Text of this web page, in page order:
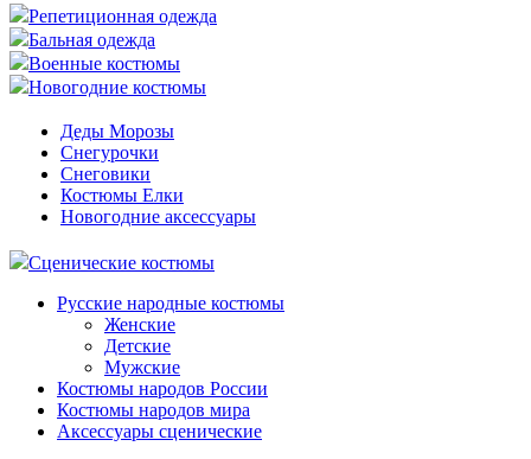
Репетиционная одежда
Бальная одежда
Военные костюмы
Новогодние костюмы
Деды Морозы
Снегурочки
Снеговики
Костюмы Елки
Новогодние аксессуары
Сценические костюмы
Русские народные костюмы
Женские
Детские
Мужские
Костюмы народов России
Костюмы народов мира
Аксессуары сценические